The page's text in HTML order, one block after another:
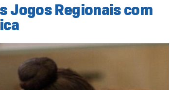
Jogos Regionais com